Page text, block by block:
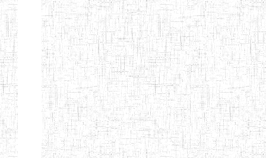
YAGOUA
ENIEG DE
KAELE
01/09/1984 ENIEG
ENIEG DE
MORA
01/07/2000 ENIEG
ENIEG DE
MOKOLO
24/09/1997 ENIEG